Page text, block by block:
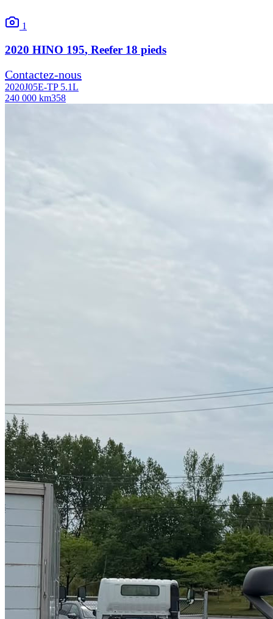
1
2020 HINO 195, Reefer 18 pieds
Contactez-nous
2020J05E-TP 5.1L
240 000 km358